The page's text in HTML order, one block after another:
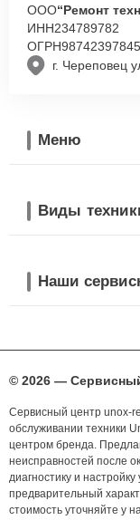
г. Череповец
ООО“Ремонт
ИНН234789782
ОГРН
Меню
Виды
Наши
© 2026 —
Сервисный центр unox-
обслуживании техники
центром бренда.
неисправностей после
диагностику и
предварительный
стоимость уточняйте у